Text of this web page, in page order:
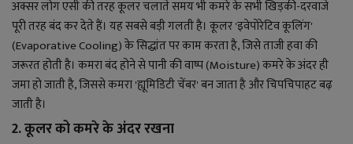
जोक्स
सोशल मीडिया
Gallery
अक्सर लोग एसी की तरह कूलर चलाते समय भी कमरे के सभी खिड़की-दरवाजे
पूरी तरह बंद कर देते हैं। यह सबसे बड़ी गलती है। कूलर 'इवेपोरेटिव कूलिंग'
(Evaporative Cooling) के सिद्धांत पर काम करता है, जिसे ताजी हवा की
जरूरत होती है। कमरा बंद होने से पानी की वाष्प (Moisture) कमरे के अंदर ही
जमा हो जाती है, जिससे कमरा 'ह्यूमिडिटी चेंबर' बन जाता है और चिपचिपाहट बढ़
जाती है।
2. कूलर को कमरे के अंदर रखना